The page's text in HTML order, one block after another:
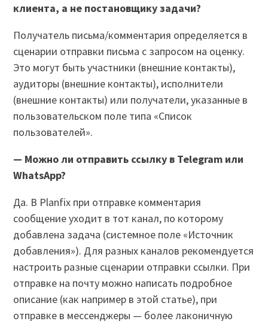
клиента, а не постановщику задачи?
Получатель письма/комментария определяется в
сценарии отправки письма с запросом на оценку.
Это могут быть участники (внешние контакты),
аудиторы (внешние контакты), исполнители
(внешние контакты) или получатели, указанные в
пользовательском поле типа «Список
пользователей».
— Можно ли отправить ссылку в Telegram или
WhatsApp?
Да. В Planfix при отправке комментария
сообщение уходит в тот канал, по которому
добавлена задача (системное поле «Источник
добавления»). Для разных каналов рекомендуется
настроить разные сценарии отправки ссылки. При
отправке на почту можно написать подробное
описание (как например в этой статье), при
отправке в мессенджеры — более лаконичную